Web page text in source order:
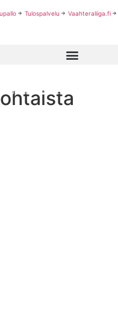
Tulospalvelu Vaahteraliiga.fi
ke 22.10.25